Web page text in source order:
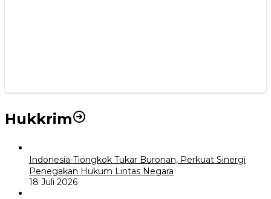
Hukkrim
Indonesia-Tiongkok Tukar Buronan, Perkuat Sinergi
Penegakan Hukum Lintas Negara
18 Juli 2026